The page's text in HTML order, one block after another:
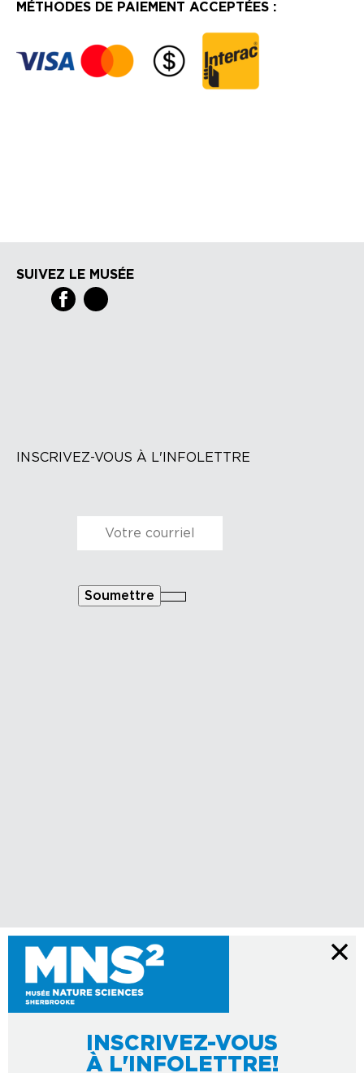
MÉTHODES DE PAIEMENT ACCEPTÉES :
INSCRIVEZ-VOUS
À L'INFOLETTRE!
SUIVEZ LE MUSÉE
INSCRIVEZ-VOUS À L'INFOLETTRE
Courriel *
Soumettre